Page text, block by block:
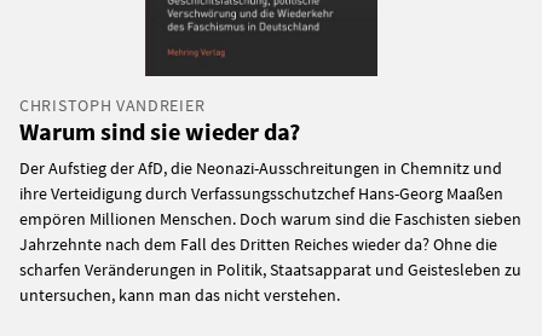
CHRISTOPH VANDREIER
Warum sind sie wieder da?
Der Aufstieg der AfD, die Neonazi-Ausschreitungen in Chemnitz und
ihre Verteidigung durch Verfassungsschutzchef Hans-Georg Maaßen
empören Millionen Menschen. Doch warum sind die Faschisten sieben
Jahrzehnte nach dem Fall des Dritten Reiches wieder da? Ohne die
scharfen Veränderungen in Politik, Staatsapparat und Geistesleben zu
untersuchen, kann man das nicht verstehen.